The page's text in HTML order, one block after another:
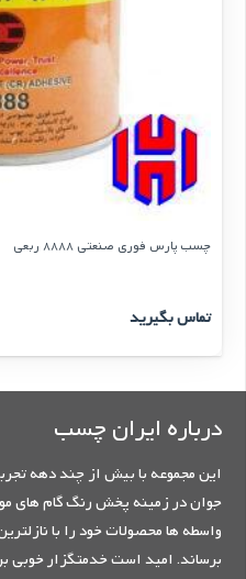
چسب پارس فوری صنعتی 8888 ربعی
تماس بگیرید
درباره ایران چسب
این مجموعه با بیش از چند دهه
جوان در زمینه پخش رنگ گام های
واسطه ها محصولات خود را با
برساند. امید است خدمتگزار خوبی